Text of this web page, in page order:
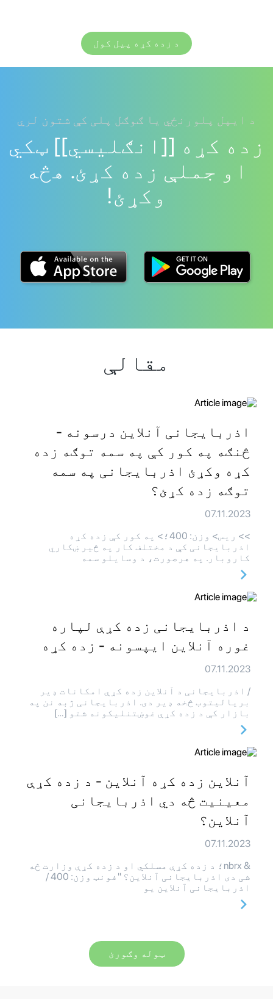
د زده کړه پیل کول
د ایپل پلورنځي یا ګوګل پلی کې شتون لري
زده کړه [[انګلیسي]] ټکي
او جملې زده کړئ. هڅه
وکړئ!
مقالې
اذربایجانی آنلاین درسونه -
څنګه په کور کې په سمه توګه زده
کړه وکړئ اذربایجانی په سمه
توګه زده کړئ؟
07.11.2023
>> ريس> وزن: 400؛> په کور کې زده کړه
اذربایجانی کې د مختلف کار په څیر ښکاري
کاروبار. په هرصورت، د وسایلو سمه
د اذربایجانی زده کړې لپاره
غوره آنلاین ایپسونه - زده کړه
07.11.2023
/ اذربایجانی د آنلاین زده کړې امکانات ډیر
بریالیتوب څخه ډیر دی. اذربایجانی ژبه نن په
بازار کې د زده کړې غوښتنلیکونه شتو […]
آنلاین زده کړه آنلاین - د زده کړې
معینیت څه دي اذربایجانی
آنلاین؟
07.11.2023
& nbrx؛ د زده کړې مسلکي او د زده کړې وزارت څه
شی دی اذربایجانی آنلاین؟ "فونټ وزن: 400 /
اذربایجانی آنلاین یو
ټوله وګورئ